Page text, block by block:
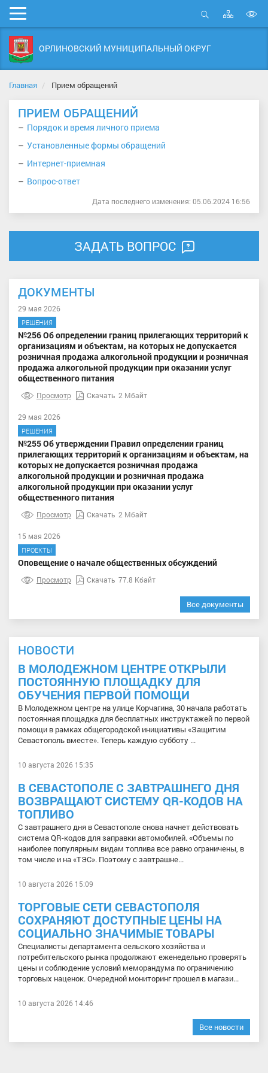
Мобильное
меню
Открыть
Карта
сайта
ОРЛИНОВСКИЙ МУНИЦИПАЛЬНЫЙ ОКРУГ
Главная Прием обращений
ПРИЕМ ОБРАЩЕНИЙ
Порядок и время личного приема
Установленные формы обращений
Интернет-приемная
Вопрос-ответ
Дата последнего изменения: 05.06.2024 16:56
ЗАДАТЬ ВОПРОС
ДОКУМЕНТЫ
29 мая 2026
РЕШЕНИЯ
№256 Об определении границ прилегающих территорий к
организациям и объектам, на которых не допускается
розничная продажа алкогольной продукции и розничная
продажа алкогольной продукции при оказании услуг
общественного питания
Просмотр Скачать 2 Мбайт
29 мая 2026
РЕШЕНИЯ
№255 Об утверждении Правил определении границ
прилегающих территорий к организациям и объектам, на
которых не допускается розничная продажа
алкогольной продукции и розничная продажа
алкогольной продукции при оказании услуг
общественного питания
Просмотр Скачать 2 Мбайт
15 мая 2026
ПРОЕКТЫ
Оповещение о начале общественных обсуждений
Просмотр Скачать 77.8 Кбайт
Все документы
НОВОСТИ
В МОЛОДЕЖНОМ ЦЕНТРЕ ОТКРЫЛИ
ПОСТОЯННУЮ ПЛОЩАДКУ ДЛЯ
ОБУЧЕНИЯ ПЕРВОЙ ПОМОЩИ
В Молодежном центре на улице Корчагина, 30 начала работать
постоянная площадка для бесплатных инструктажей по первой
помощи в рамках общегородской инициативы «Защитим
Севастополь вместе». Теперь каждую субботу ...
10 августа 2026 15:35
В СЕВАСТОПОЛЕ С ЗАВТРАШНЕГО ДНЯ
ВОЗВРАЩАЮТ СИСТЕМУ QR-КОДОВ НА
ТОПЛИВО
С завтрашнего дня в Севастополе снова начнет действовать
система QR-кодов для заправки автомобилей. «Объемы по
наиболее популярным видам топлива все равно ограничены, в
том числе и на «ТЭС». Поэтому с завтрашне...
10 августа 2026 15:09
ТОРГОВЫЕ СЕТИ СЕВАСТОПОЛЯ
СОХРАНЯЮТ ДОСТУПНЫЕ ЦЕНЫ НА
СОЦИАЛЬНО ЗНАЧИМЫЕ ТОВАРЫ
Специалисты департамента сельского хозяйства и
потребительского рынка продолжают еженедельно проверять
цены и соблюдение условий меморандума по ограничению
торговых наценок. Очередной мониторинг прошел в магази...
10 августа 2026 14:46
Все новости